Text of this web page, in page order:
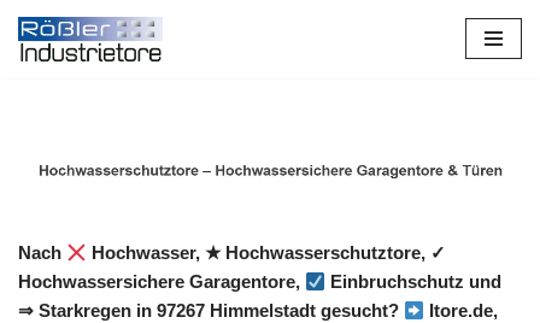
Zum
Nach
Hochwasser, ★ Hochwasserschutztore, ✓
Hochwassersichere Garagentore,
Einbruchschutz und
⇒ Starkregen in 97267 Himmelstadt gesucht?
Itore.de,